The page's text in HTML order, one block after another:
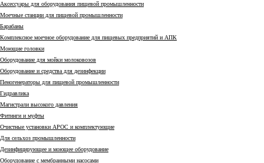
Аксессуары для оборудования пищевой промышленности
Моечные станции для пищевой промышленности
Барабаны
Комплексное моечное оборудование для пищевых предприятий и АПК
Моющие головки
Оборудование для мойки молоковозов
Оборудование и средства для дезинфекции
Пеногенераторы для пищевой промышленности
Гидравлика
Магистрали высокого давления
Фитинги и муфты
Очистные установки АРОС и комплектующие
Для сельхоз промышленности
Дезинфицирующее и моющее оборудование
Оборудование с мембранными насосами